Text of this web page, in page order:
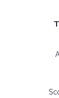
ser tan
un